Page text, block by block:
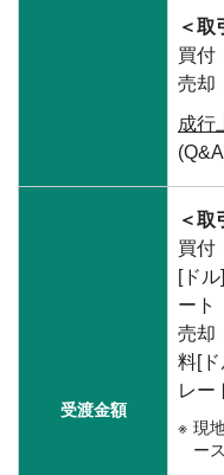
＜取
買付
売却
成行
受渡金額
＜取
買付
[ド
ート
売却
料[
レー
現
ー